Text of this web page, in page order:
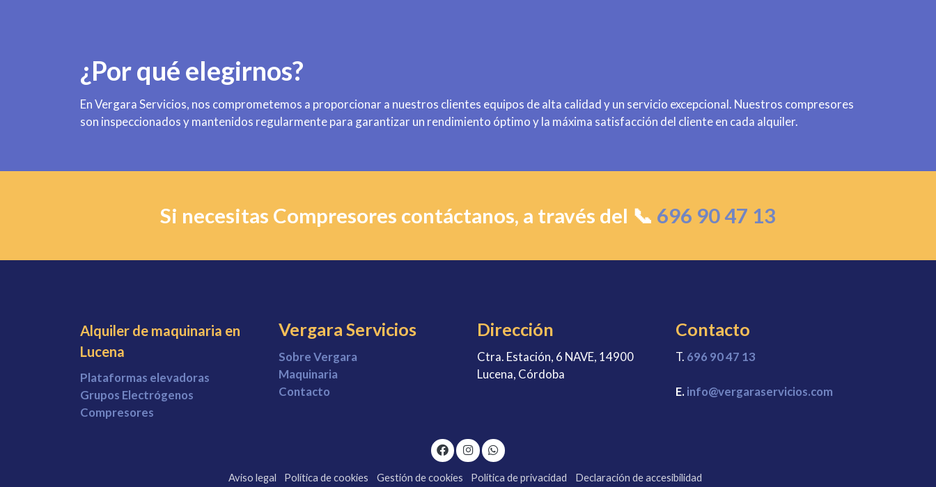
¿Por qué elegirnos?
En Vergara Servicios, nos comprometemos a proporcionar a nuestros clientes equipos de alta calidad y un servicio excepcional. Nuestros compresores
son inspeccionados y mantenidos regularmente para garantizar un rendimiento óptimo y la máxima satisfacción del cliente en cada alquiler.
Si necesitas Compresores contáctanos, a través del 📞 696 90 47 13
Alquiler de maquinaria en
Lucena
Plataformas elevadoras
Grupos Electrógenos
Compresores
Vergara Servicios
Sobre Vergara
Maquinaria
Contacto
Dirección
Ctra. Estación, 6 NAVE, 14900
Lucena, Córdoba
Contacto
T. 696 90 47 13
E. info@vergaraservicios.com
Aviso legal Política de cookies Gestión de cookies Política de privacidad Declaración de accesibilidad